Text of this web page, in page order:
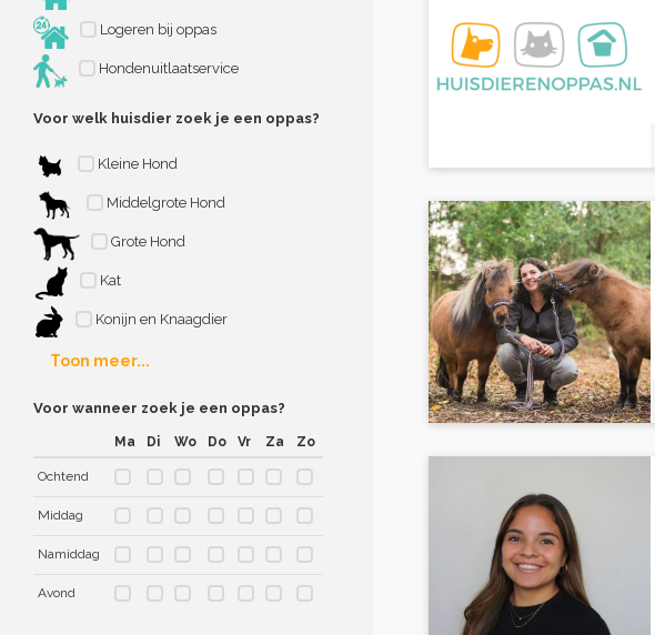
Logeren bij oppas
Hondenuitlaatservice
Voor welk huisdier zoek je een oppas?
Kleine Hond
Middelgrote Hond
Grote Hond
Kat
Konijn en Knaagdier
Toon meer...
Voor wanneer zoek je een oppas?
Ma Di Wo Do Vr Za Zo
Ochtend
Middag
Namiddag
Avond